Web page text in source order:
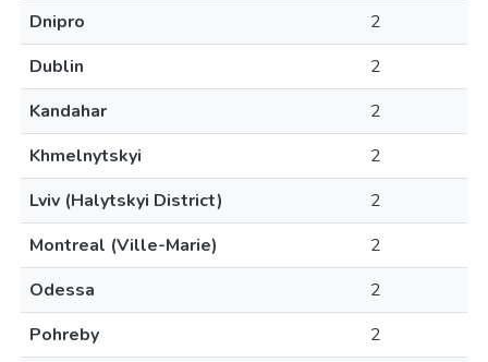
Dnipro
2
Dublin
2
Kandahar
2
Khmelnytskyi
2
Lviv (Halytskyi District)
2
Montreal (Ville-Marie)
2
Odessa
2
Pohreby
2